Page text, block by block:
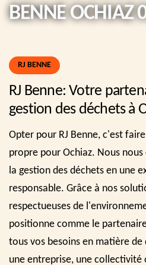
BENNE OCHIAZ
RJ BENNE
RJ Benne: Votre
gestion des déchets à
Opter pour RJ Benne, c'est
propre pour Ochiaz. Nous
la gestion des déchets en une
responsable. Grâce à nos
respectueuses de
positionne comme le
tous vos besoins en matière de
une entreprise, une collectivité